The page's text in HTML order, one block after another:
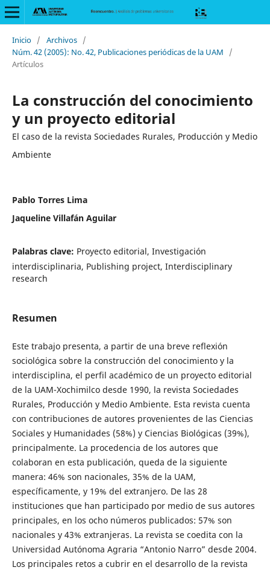
Inicio / Archivos /
Núm. 42 (2005): No. 42, Publicaciones periódicas de la UAM
/
Artículos
La construcción del conocimiento
y un proyecto editorial
El caso de la revista Sociedades Rurales, Producción y Medio
Ambiente
Pablo Torres Lima
Jaqueline Villafán Aguilar
Palabras clave: Proyecto editorial, Investigación
interdisciplinaria, Publishing project, Interdisciplinary
research
Resumen
Este trabajo presenta, a partir de una breve reflexión
sociológica sobre la construcción del conocimiento y la
interdisciplina, el perfil académico de un proyecto editorial
de la UAM-Xochimilco desde 1990, la revista Sociedades
Rurales, Producción y Medio Ambiente. Esta revista cuenta
con contribuciones de autores provenientes de las Ciencias
Sociales y Humanidades (58%) y Ciencias Biológicas (39%),
principalmente. La procedencia de los autores que
colaboran en esta publicación, queda de la siguiente
manera: 46% son nacionales, 35% de la UAM,
específicamente, y 19% del extranjero. De las 28
instituciones que han participado por medio de sus autores
principales, en los ocho números publicados: 57% son
nacionales y 43% extranjeras. La revista se coedita con la
Universidad Autónoma Agraria “Antonio Narro” desde 2004.
Los principales retos a cubrir en el desarrollo de la revista